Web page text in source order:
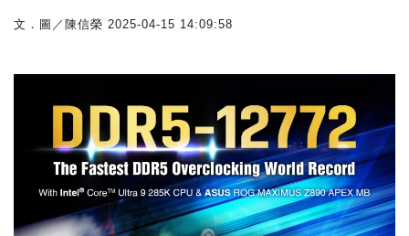
文．圖／陳信榮 2025-04-15 14:09:58